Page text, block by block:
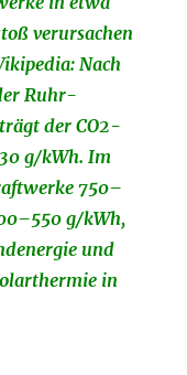
verursachen
Nach
Ruhr-
der CO2-
g/kWh. Im
750–
g/kWh,
und
in